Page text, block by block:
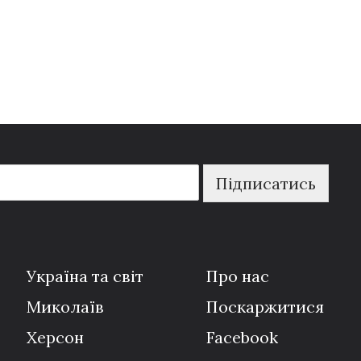
Підписатись
Україна та світ
Миколаїв
Херсон
Про нас
Поскаржитися
Facebook